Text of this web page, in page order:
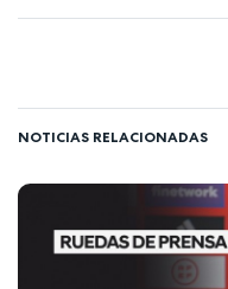
NOTICIAS RELACIONADAS